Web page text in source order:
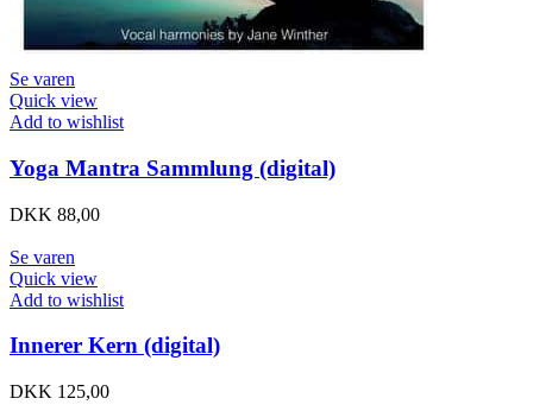
Se varen
Quick view
Add to wishlist
Yoga Mantra Sammlung (digital)
DKK 88,00
Se varen
Quick view
Add to wishlist
Innerer Kern (digital)
DKK 125,00